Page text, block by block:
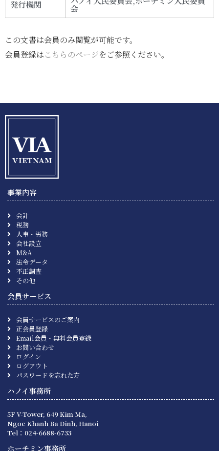
発行機関
会
この文書は会員のみ閲覧が可能です。
会員登録はこちらのページをご参照ください。
事業内容
会計
税務
人事・労務
会社設立
M&A
法令データ
不正調査
その他
会員サービス
会員サービスのご案内
正会員登録
Email会員・無料会員登録
お問い合わせ
ログイン
ログアウト
パスワードを忘れた方
ハノイ事務所
5F V-Tower, 649 Kim Ma,
Ngoc Khanh Ba Dinh, Hanoi
Tel：024-6688-6733
ホーチミン事務所